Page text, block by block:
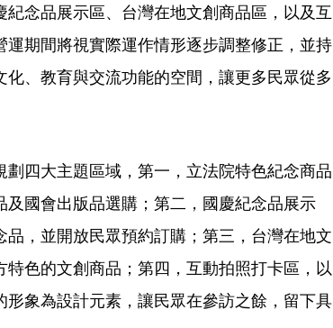
念品展示區、台灣在地文創商品區，以及互
期間將視實際運作情形逐步調整修正，並持
、教育與交流功能的空間，讓更多民眾從多
四大主題區域，第一，立法院特色紀念商品
國會出版品選購；第二，國慶紀念品展示
，並開放民眾預約訂購；第三，台灣在地文
色的文創商品；第四，互動拍照打卡區，以
象為設計元素，讓民眾在參訪之餘，留下具